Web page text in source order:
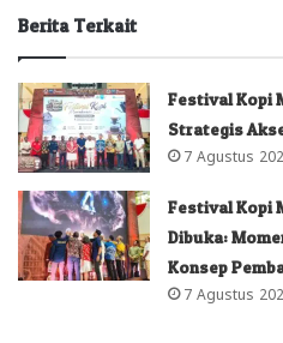
Berita Terkait
Festival Kopi
Strategis
7 Agustus
Festival Kopi
Dibuka:
Konsep
7 Agustus